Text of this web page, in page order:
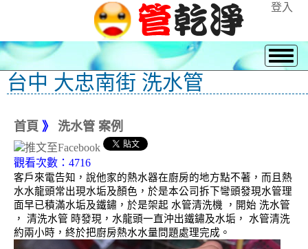
登入
台中 大忠南街 洗水管
首頁 》 洗水管 案例
觀看次數：4716
客戶來電告知，說他家的熱水器在廚房的地方點不著，而且熱
水水龍頭常出現水垢及顏色，於是本公司拆下彎頭發現水管理
面早已積滿水垢及鐵鏽，於是架起 水管清洗機 ，開始 洗水管
， 清洗水管 時發現，水龍頭一直沖出鐵鏽及水垢， 水管清洗
約兩小時，終於把廚房熱水水量問題處理完成。